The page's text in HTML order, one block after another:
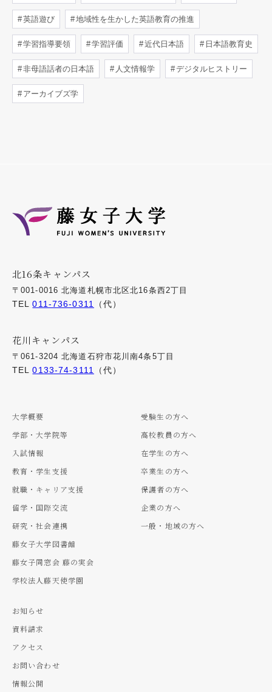
英語遊び 地域性を生かした英語教育の推進
学習指導要領 学習評価 近代日本語 日本語教育史
非母語話者の日本語 人文情報学 デジタルヒストリー
アーカイブズ学
北16条キャンパス
〒001-0016 北海道札幌市北区北16条西2丁目
TEL011-736-0311 （代）
花川キャンパス
〒061-3204 北海道石狩市花川南4条5丁目
TEL0133-74-3111 （代）
大学概要
学部・大学院等
入試情報
教育・学生支援
就職・キャリア支援
留学・国際交流
研究・社会連携
藤女子大学図書館
藤女子同窓会 藤の実会
学校法人藤天使学園
受験生の方へ
高校教員の方へ
在学生の方へ
卒業生の方へ
保護者の方へ
企業の方へ
一般・地域の方へ
お知らせ
資料請求
アクセス
お問い合わせ
情報公開